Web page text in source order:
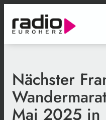
Nächster
Mai 2025 in